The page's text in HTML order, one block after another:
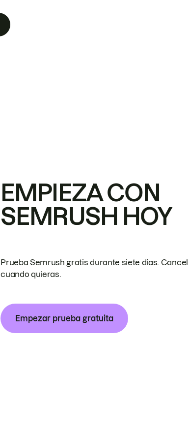
EMPIEZA CON
SEMRUSH HOY
Prueba Semrush gratis durante siete días.
cuando quieras.
Empezar prueba gratuita